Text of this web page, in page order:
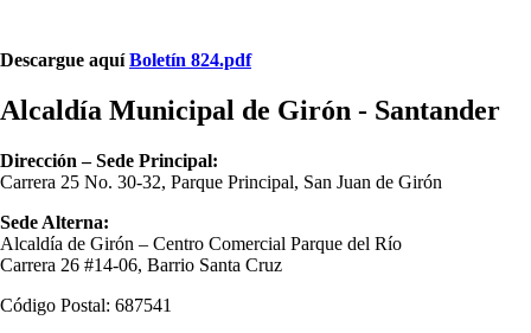
Descargue aquíBoletín 824.pdf
Alcaldía Municipal de Girón - Santander
Dirección – Sede Principal:
Carrera 25 No. 30-32, Parque Principal, San Juan de Girón
Sede Alterna:
Alcaldía de Girón – Centro Comercial Parque del Río
Carrera 26 #14-06, Barrio Santa Cruz
Código Postal: 687541